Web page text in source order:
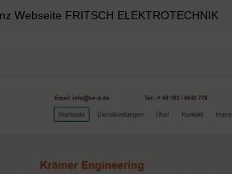
Webseite FRITSCH ELEKTROTECHNIK